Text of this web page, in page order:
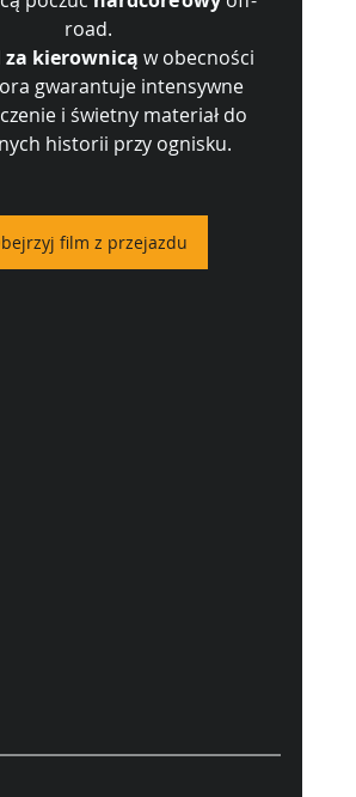
road.
za kierownicą w obecności
gwarantuje intensywne
i świetny materiał do
historii przy ognisku.
film z przejazdu